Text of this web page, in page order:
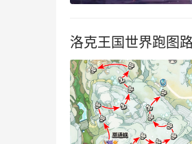
洛克王国世界跑图